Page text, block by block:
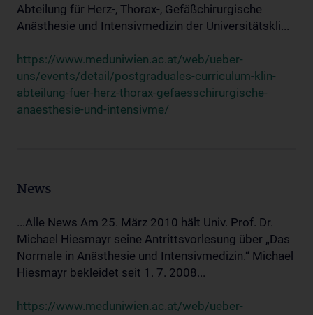
Abteilung für Herz-, Thorax-, Gefäßchirurgische
Anästhesie und Intensivmedizin der Universitätskli...
https://www.meduniwien.ac.at/web/ueber-
uns/events/detail/postgraduales-curriculum-klin-
abteilung-fuer-herz-thorax-gefaesschirurgische-
anaesthesie-und-intensivme/
News
...Alle News Am 25. März 2010 hält Univ. Prof. Dr.
Michael Hiesmayr seine Antrittsvorlesung über „Das
Normale in Anästhesie und Intensivmedizin.“ Michael
Hiesmayr bekleidet seit 1. 7. 2008...
https://www.meduniwien.ac.at/web/ueber-